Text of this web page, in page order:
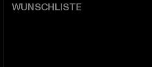
WUNSCHLISTE